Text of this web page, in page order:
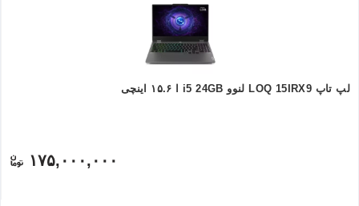
لپ تاپ LOQ 15IRX9 لنوو i5 24GB ا ۱۵.۶ اینچی
۱۷۵,۰۰۰,۰۰۰